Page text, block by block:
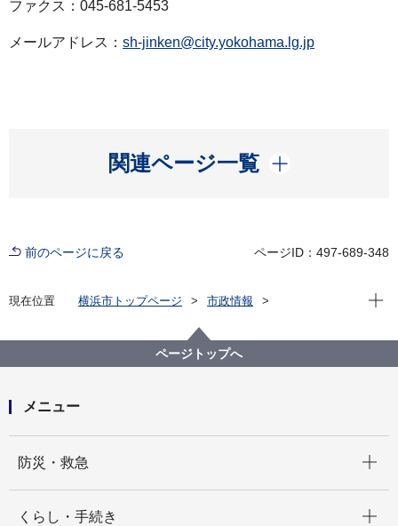
ファクス：045-681-5453
メールアドレス： sh-jinken@city.yokohama.lg.jp
関連ページ一覧
開く
前のページに戻る ページID：497-689-348
現在位置 横浜市トップページ
市政情報
「横浜市人権施策基本指針（改訂素案）」について市
民意見募集を実施します
現在
ページトップへ
メニュー
防災・救急
くらし・手続き